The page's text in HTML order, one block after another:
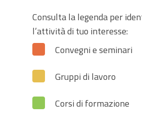
Consulta la legenda per
l’attività di tuo interesse:
Convegni e seminari
Gruppi di lavoro
Corsi di formazione